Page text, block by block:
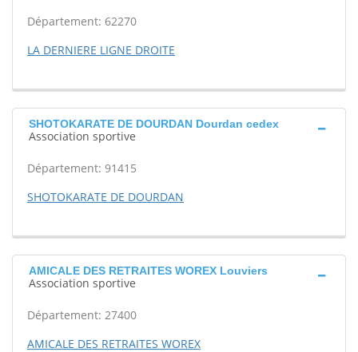
Département: 62270
LA DERNIERE LIGNE DROITE
SHOTOKARATE DE DOURDAN Dourdan cedex
Association sportive
Département: 91415
SHOTOKARATE DE DOURDAN
AMICALE DES RETRAITES WOREX Louviers
Association sportive
Département: 27400
AMICALE DES RETRAITES WOREX